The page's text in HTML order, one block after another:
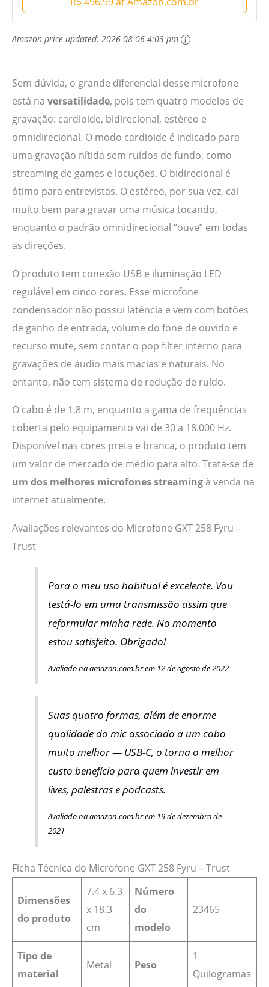
Amazon price updated: 2026-08-06 4:03 pm
Sem dúvida, o grande diferencial desse microfone
está na versatilidade, pois tem quatro modelos de
gravação: cardioide, bidirecional, estéreo e
omnidirecional. O modo cardioide é indicado para
uma gravação nítida sem ruídos de fundo, como
streaming de games e locuções. O bidirecional é
ótimo para entrevistas. O estéreo, por sua vez, cai
muito bem para gravar uma música tocando,
enquanto o padrão omnidirecional “ouve” em todas
as direções.
O produto tem conexão USB e iluminação LED
regulável em cinco cores. Esse microfone
condensador não possui latência e vem com botões
de ganho de entrada, volume do fone de ouvido e
recurso mute, sem contar o pop filter interno para
gravações de áudio mais macias e naturais. No
entanto, não tem sistema de redução de ruído.
O cabo é de 1,8 m, enquanto a gama de frequências
coberta pelo equipamento vai de 30 a 18.000 Hz.
Disponível nas cores preta e branca, o produto tem
um valor de mercado de médio para alto. Trata-se de
um dos melhores microfones streamingà venda na
internet atualmente.
Avaliações relevantes do Microfone GXT 258 Fyru –
Trust
Para o meu uso habitual é excelente. Vou
testá-lo em uma transmissão assim que
reformular minha rede. No momento
estou satisfeito. Obrigado!
Avaliado na amazon.com.br em 12 de agosto de 2022
Suas quatro formas, além de enorme
qualidade do mic associado a um cabo
muito melhor — USB-C, o torna o melhor
custo benefício para quem investir em
lives, palestras e podcasts.
Avaliado na amazon.com.br em 19 de dezembro de
2021
Ficha Técnica do Microfone GXT 258 Fyru – Trust
Dimensões
do produto
7.4 x 6.3
x 18.3
cm
Número
do
modelo
‎23465
Tipo de
material
Metal Peso
1
Quilogramas